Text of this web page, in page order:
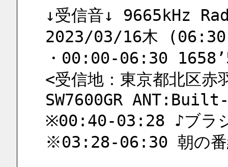
↓受信音↓ 9665kHz
2023/03/16木
・00:00-06:30
<受信地：東京都北区
SW7600GR
※00:40-03:28 ♪ブラ
※03:28-06:30 朝の番